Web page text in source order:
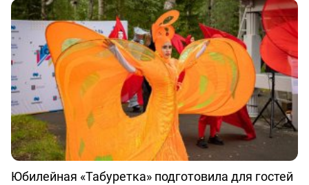
Юбилейная «Табуретка» подготовила для гостей